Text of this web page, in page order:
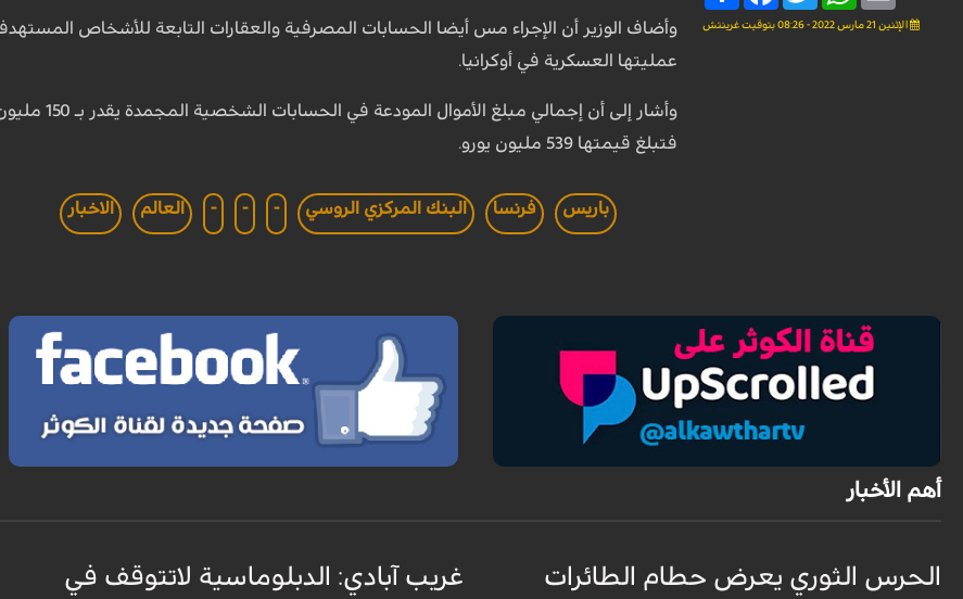
الإثنين 21 مارس 2022 - 08:26 بتوقيت غرينتش وأضاف الوزير أن الإجراء مس أيضا الحسابات المصرفية والعقارات التابعة للأشخاص
عمليتها العسكرية في أوكرانيا.
وأشار إلى أن إجمالي مبلغ الأموال المودعة في الحسابات الشخصية المجمدة يقدر بـ 150 مليون يورو، أما العقارات التي يمتلكها حوالي 30 مواطنا
فتبلغ قيمتها 539 مليون يورو.
باريس فرنسا البنك المركزي الروسي -
-
- العالم الاخبار
أهم الأخبار
الحرس الثوري يعرض حطام الطائرات
غريب آبادي: الدبلوماسية لاتتوقف في